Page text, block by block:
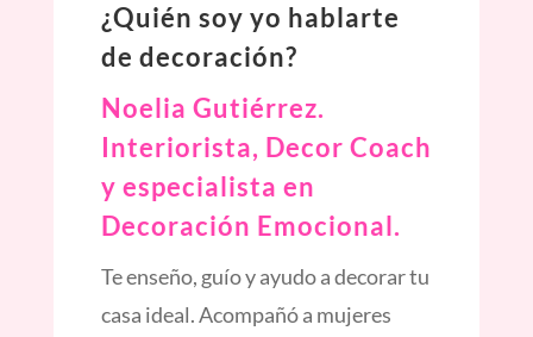
¿Quién soy yo hablarte
de decoración?
Noelia Gutiérrez.
Interiorista, Decor Coach
y especialista en
Decoración Emocional.
Te enseño, guío y ayudo a decorar tu
casa ideal. Acompañó a mujeres